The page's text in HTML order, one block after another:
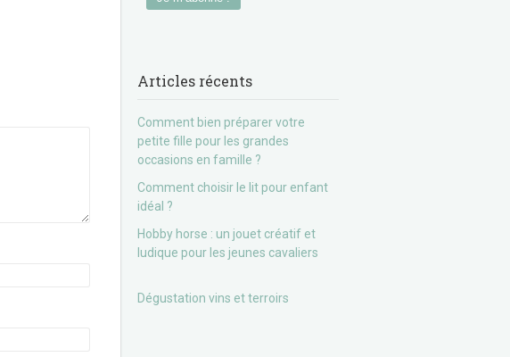
Articles récents
Comment bien préparer votre
petite fille pour les grandes
occasions en famille ?
Comment choisir le lit pour enfant
idéal ?
Hobby horse : un jouet créatif et
ludique pour les jeunes cavaliers
Dégustation vins et terroirs